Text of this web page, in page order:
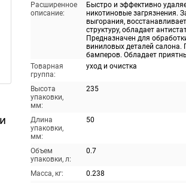
Расширенное
описание:
Быстро и эффективно
никотиновые загрязнения.
выгорания,
структуру, обладает
Предназначен для
виниловых деталей салона.
бамперов. Обладает
Товарная
группа:
уход и очистка
Высота
упаковки,
мм:
235
Длина
упаковки,
мм:
50
Объем
упаковки, л:
0.7
Масса, кг:
0.238